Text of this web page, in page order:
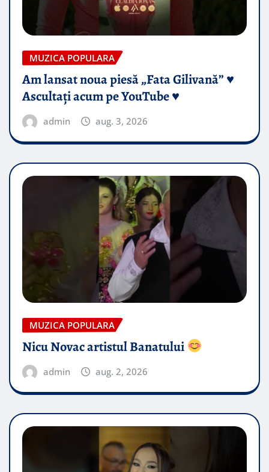
MUZICA POPULARA
Am lansat noua piesă „Fata Gilivană” ♥️
Ascultați acum pe YouTube ♥️
admin aug. 3, 2026
MUZICA POPULARA
Nicu Novac artistul Banatului
admin aug. 2, 2026